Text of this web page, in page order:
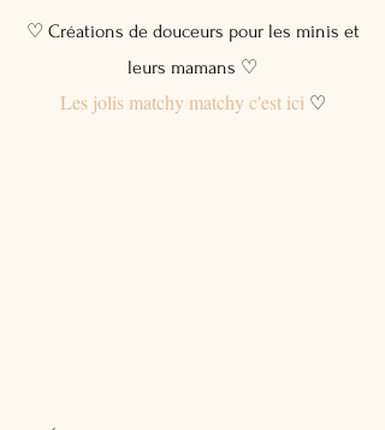
♡ Créations de douceurs pour les minis et
leurs mamans ♡
Les jolis matchy matchy c'est ici♡